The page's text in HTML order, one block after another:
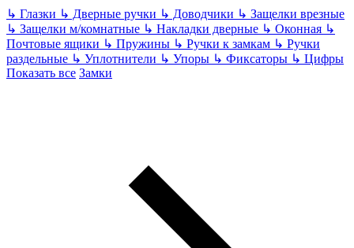
↳ Глазки ↳ Дверные ручки ↳ Доводчики ↳ Защелки врезные
↳ Защелки м/комнатные ↳ Накладки дверные ↳ Оконная ↳
Почтовые ящики ↳ Пружины ↳ Ручки к замкам ↳ Ручки
раздельные ↳ Уплотнители ↳ Упоры ↳ Фиксаторы ↳ Цифры
Показать все Замки